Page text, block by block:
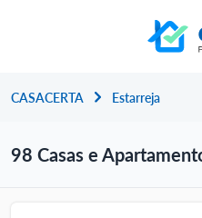
CASACERTA Estarreja
98 Casas e